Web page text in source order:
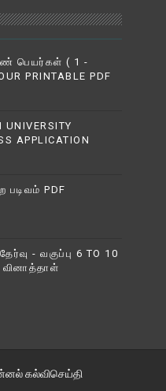
பெயர்கள் ( 1 -
PRINTABLE PDF
APPLICATION
படிவம் PDF
- வகுப்பு 6 TO 10
வினாத்தாள்
கல்விசெய்தி